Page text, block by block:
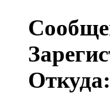
Откуда: